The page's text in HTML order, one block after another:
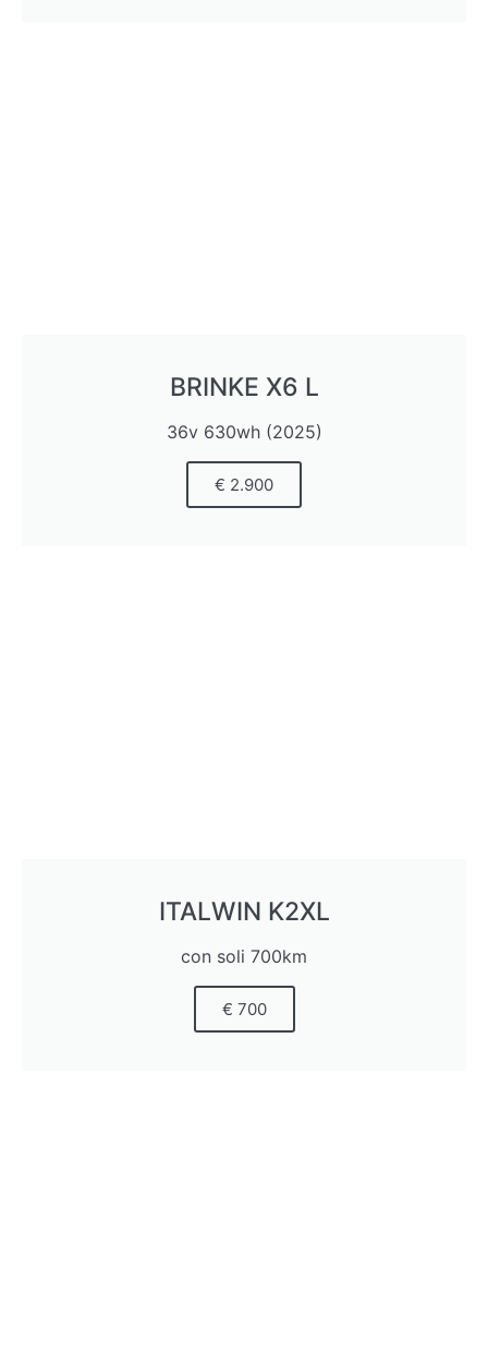
BRINKE X6 L
36v 630wh (2025)
€ 2.900
ITALWIN K2XL
con soli 700km
€ 700